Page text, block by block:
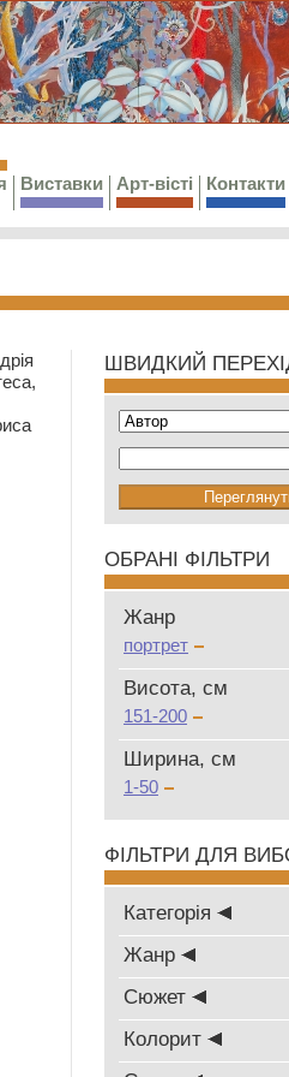
Виставки Арт-вісті Контакти
ШВИДКИЙ
ОБРАНІ ФІЛЬТРИ
Жанр
портрет
Висота, см
151-200
Ширина, см
1-50
ФІЛЬТРИ ДЛЯ
Категорія
Жанр
Сюжет
Колорит